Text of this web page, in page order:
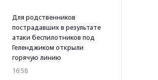
Для родственников
пострадавших в результате
атаки беспилотников под
Геленджиком открыли
горячую линию
16:58